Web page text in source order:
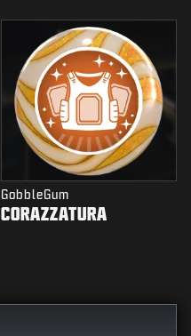
GobbleGum
CORAZZATURA